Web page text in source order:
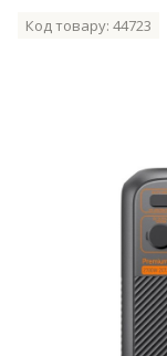
Код товару: 44723